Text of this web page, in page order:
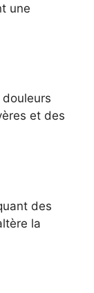
une
et des
des
la